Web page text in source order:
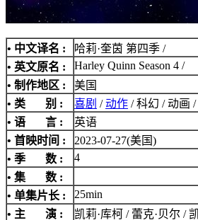
• 中文译名 :
哈莉·奎茵 第四季 /
• 英文原名 :
Harley Quinn Season 4 /
• 制作地区 :
美国
• 类 别 :
喜剧 /动作 / 科幻 / 动画
• 语 言 :
英语
• 首映时间 :
2023-07-27(美国)
• 季 数 :
4
• 集 数 :
• 单集片长 :
25min
• 主 演 :
凯莉·库柯 / 蕾克·贝尔 /